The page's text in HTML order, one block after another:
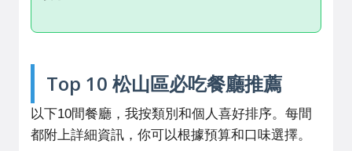
Top 10 松山區必吃餐廳推薦
以下10間餐廳，我按類別和個人喜好排序。每間
都附上詳細資訊，你可以根據預算和口味選擇。